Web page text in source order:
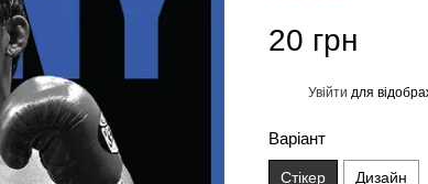
20 грн
Увійти для
Варіант
Стікер Дизайн